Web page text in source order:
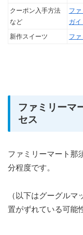
クーポン入手方法
など
フ
ガイ
新作スイーツ
フ
ファミリーマ
セス
ファミリーマート那
分程度です。
（以下はグーグル
置がずれている可能